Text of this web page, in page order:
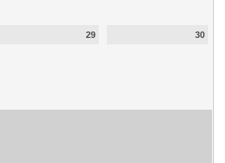
29 30